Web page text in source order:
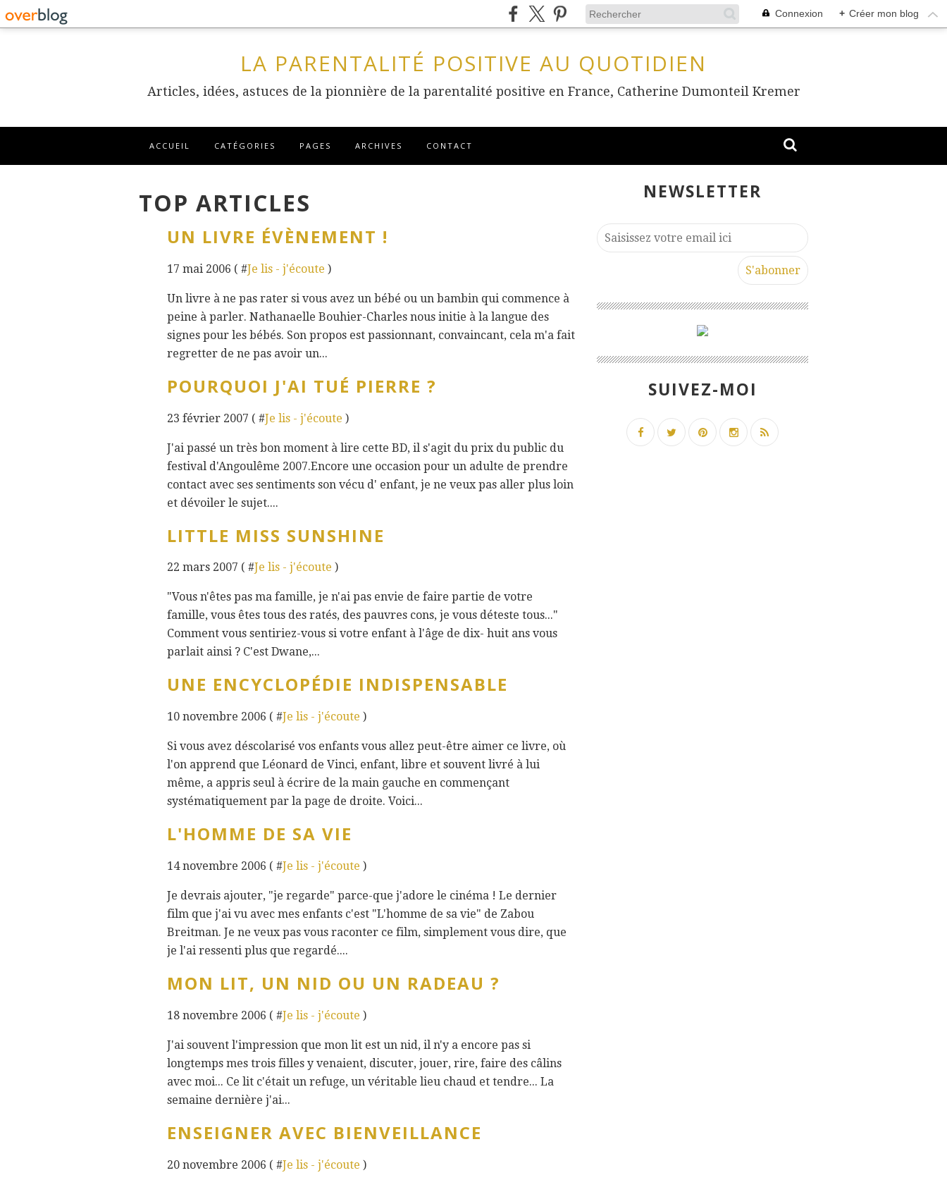
Connexion + Créer mon blog
LA PARENTALITÉ POSITIVE AU QUOTIDIEN
Articles, idées, astuces de la pionnière de la parentalité positive en France, Catherine Dumonteil Kremer
ACCUEIL CATÉGORIES PAGES ARCHIVES CONTACT
TOP ARTICLES
UN LIVRE ÉVÈNEMENT !
17 mai 2006 ( #Je lis - j'écoute )
Un livre à ne pas rater si vous avez un bébé ou un bambin qui commence à
peine à parler. Nathanaelle Bouhier-Charles nous initie à la langue des
signes pour les bébés. Son propos est passionnant, convaincant, cela m'a fait
regretter de ne pas avoir un...
POURQUOI J'AI TUÉ PIERRE ?
23 février 2007 ( #Je lis - j'écoute )
J'ai passé un très bon moment à lire cette BD, il s'agit du prix du public du
festival d'Angoulême 2007.Encore une occasion pour un adulte de prendre
contact avec ses sentiments son vécu d' enfant, je ne veux pas aller plus loin
et dévoiler le sujet....
LITTLE MISS SUNSHINE
22 mars 2007 ( #Je lis - j'écoute )
"Vous n'êtes pas ma famille, je n'ai pas envie de faire partie de votre
famille, vous êtes tous des ratés, des pauvres cons, je vous déteste tous..."
Comment vous sentiriez-vous si votre enfant à l'âge de dix- huit ans vous
parlait ainsi ? C'est Dwane,...
UNE ENCYCLOPÉDIE INDISPENSABLE
10 novembre 2006 ( #Je lis - j'écoute )
Si vous avez déscolarisé vos enfants vous allez peut-être aimer ce livre, où
l'on apprend que Léonard de Vinci, enfant, libre et souvent livré à lui
même, a appris seul à écrire de la main gauche en commençant
systématiquement par la page de droite. Voici...
L'HOMME DE SA VIE
14 novembre 2006 ( #Je lis - j'écoute )
Je devrais ajouter, "je regarde" parce-que j'adore le cinéma ! Le dernier
film que j'ai vu avec mes enfants c'est "L'homme de sa vie" de Zabou
Breitman. Je ne veux pas vous raconter ce film, simplement vous dire, que
je l'ai ressenti plus que regardé....
MON LIT, UN NID OU UN RADEAU ?
18 novembre 2006 ( #Je lis - j'écoute )
J'ai souvent l'impression que mon lit est un nid, il n'y a encore pas si
longtemps mes trois filles y venaient, discuter, jouer, rire, faire des câlins
avec moi... Ce lit c'était un refuge, un véritable lieu chaud et tendre... La
semaine dernière j'ai...
ENSEIGNER AVEC BIENVEILLANCE
20 novembre 2006 ( #Je lis - j'écoute )
NEWSLETTER
SUIVEZ-MOI